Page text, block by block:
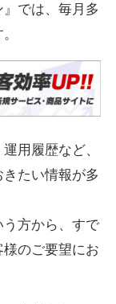
では、毎月多
用履歴など、
たい情報が多
方から、すで
のご要望にお